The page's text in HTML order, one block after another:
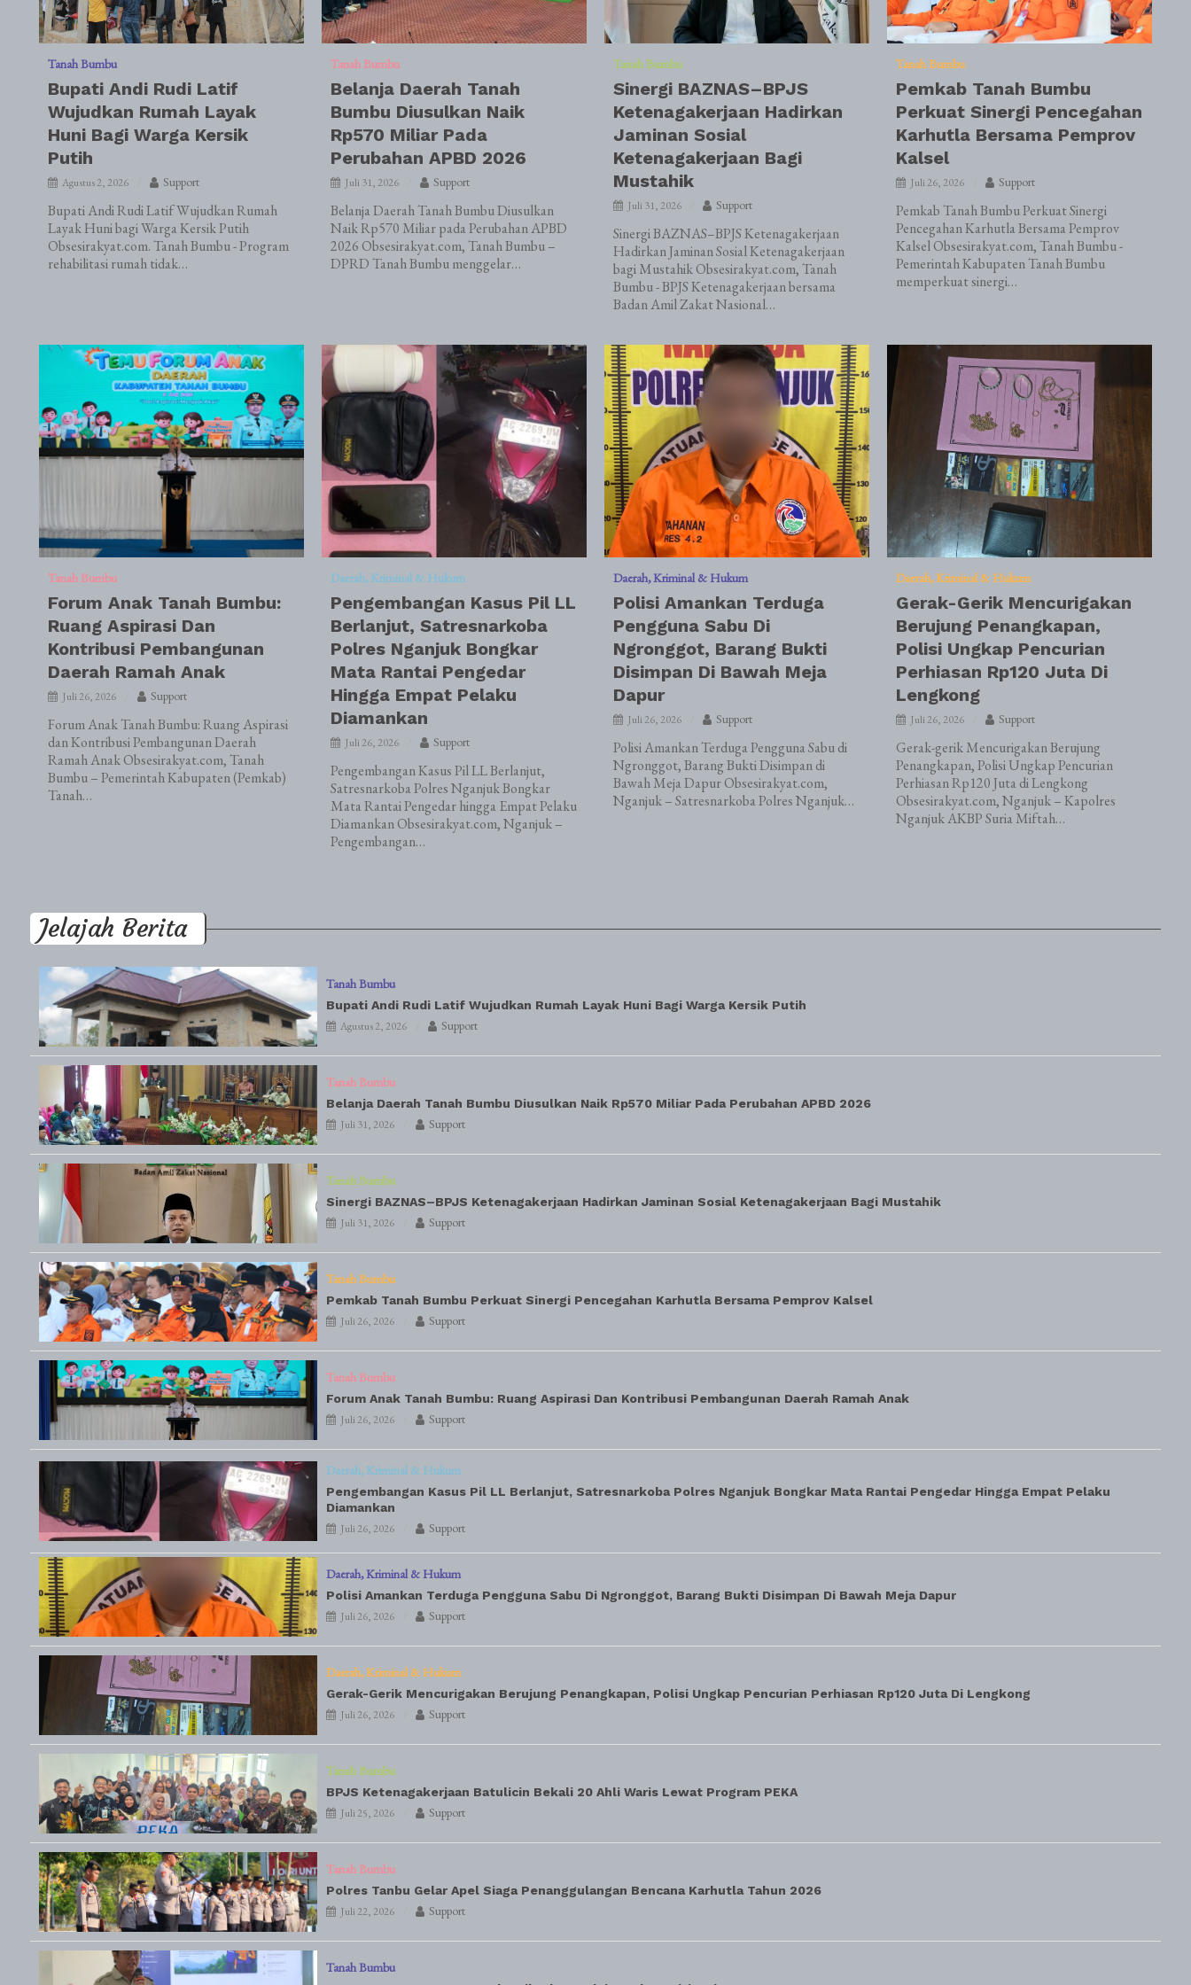
Tanah Bumbu
Bupati Andi Rudi Latif
Wujudkan Rumah Layak
Huni Bagi Warga Kersik
Putih
Agustus 2, 2026 Support
Bupati Andi Rudi Latif Wujudkan Rumah
Layak Huni bagi Warga Kersik Putih
Obsesirakyat.com. Tanah Bumbu - Program
rehabilitasi rumah tidak…
Tanah Bumbu
Belanja Daerah Tanah
Bumbu Diusulkan Naik
Rp570 Miliar Pada
Perubahan APBD 2026
Juli 31, 2026 Support
Belanja Daerah Tanah Bumbu Diusulkan
Naik Rp570 Miliar pada Perubahan APBD
2026 Obsesirakyat.com, Tanah Bumbu –
DPRD Tanah Bumbu menggelar…
Tanah Bumbu
Sinergi BAZNAS–BPJS
Ketenagakerjaan Hadirkan
Jaminan Sosial
Ketenagakerjaan Bagi
Mustahik
Juli 31, 2026 Support
Sinergi BAZNAS–BPJS Ketenagakerjaan
Hadirkan Jaminan Sosial Ketenagakerjaan
bagi Mustahik Obsesirakyat.com, Tanah
Bumbu - BPJS Ketenagakerjaan bersama
Badan Amil Zakat Nasional…
Tanah Bumbu
Pemkab Tanah Bumbu
Perkuat Sinergi Pencegahan
Karhutla Bersama Pemprov
Kalsel
Juli 26, 2026 Support
Pemkab Tanah Bumbu Perkuat Sinergi
Pencegahan Karhutla Bersama Pemprov
Kalsel Obsesirakyat.com, Tanah Bumbu -
Pemerintah Kabupaten Tanah Bumbu
memperkuat sinergi…
Tanah Bumbu
Forum Anak Tanah Bumbu:
Ruang Aspirasi Dan
Kontribusi Pembangunan
Daerah Ramah Anak
Juli 26, 2026 Support
Forum Anak Tanah Bumbu: Ruang Aspirasi
dan Kontribusi Pembangunan Daerah
Ramah Anak Obsesirakyat.com, Tanah
Bumbu – Pemerintah Kabupaten (Pemkab)
Tanah…
Daerah Kriminal & Hukum
Pengembangan Kasus Pil LL
Berlanjut, Satresnarkoba
Polres Nganjuk Bongkar
Mata Rantai Pengedar
Hingga Empat Pelaku
Diamankan
Juli 26, 2026 Support
Pengembangan Kasus Pil LL Berlanjut,
Satresnarkoba Polres Nganjuk Bongkar
Mata Rantai Pengedar hingga Empat Pelaku
Diamankan Obsesirakyat.com, Nganjuk –
Pengembangan…
Daerah Kriminal & Hukum
Polisi Amankan Terduga
Pengguna Sabu Di
Ngronggot, Barang Bukti
Disimpan Di Bawah Meja
Dapur
Juli 26, 2026 Support
Polisi Amankan Terduga Pengguna Sabu di
Ngronggot, Barang Bukti Disimpan di
Bawah Meja Dapur Obsesirakyat.com,
Nganjuk – Satresnarkoba Polres Nganjuk…
Daerah Kriminal & Hukum
Gerak-Gerik Mencurigakan
Berujung Penangkapan,
Polisi Ungkap Pencurian
Perhiasan Rp120 Juta Di
Lengkong
Juli 26, 2026 Support
Gerak-gerik Mencurigakan Berujung
Penangkapan, Polisi Ungkap Pencurian
Perhiasan Rp120 Juta di Lengkong
Obsesirakyat.com, Nganjuk – Kapolres
Nganjuk AKBP Suria Miftah…
Jelajah Berita
Tanah Bumbu
Bupati Andi Rudi Latif Wujudkan Rumah Layak Huni Bagi Warga Kersik Putih
Agustus 2, 2026
Support
Tanah Bumbu
Belanja Daerah Tanah Bumbu Diusulkan Naik Rp570 Miliar Pada Perubahan APBD 2026
Juli 31, 2026
Support
Tanah Bumbu
Sinergi BAZNAS–BPJS Ketenagakerjaan Hadirkan Jaminan Sosial Ketenagakerjaan Bagi Mustahik
Juli 31, 2026
Support
Tanah Bumbu
Pemkab Tanah Bumbu Perkuat Sinergi Pencegahan Karhutla Bersama Pemprov Kalsel
Juli 26, 2026
Support
Tanah Bumbu
Forum Anak Tanah Bumbu: Ruang Aspirasi Dan Kontribusi Pembangunan Daerah Ramah Anak
Juli 26, 2026
Support
Daerah Kriminal & Hukum
Pengembangan Kasus Pil LL Berlanjut, Satresnarkoba Polres Nganjuk Bongkar Mata Rantai Pengedar Hingga Empat Pelaku
Diamankan
Juli 26, 2026
Support
Daerah Kriminal & Hukum
Polisi Amankan Terduga Pengguna Sabu Di Ngronggot, Barang Bukti Disimpan Di Bawah Meja Dapur
Juli 26, 2026
Support
Daerah Kriminal & Hukum
Gerak-Gerik Mencurigakan Berujung Penangkapan, Polisi Ungkap Pencurian Perhiasan Rp120 Juta Di Lengkong
Juli 26, 2026
Support
Tanah Bumbu
BPJS Ketenagakerjaan Batulicin Bekali 20 Ahli Waris Lewat Program PEKA
Juli 25, 2026
Support
Tanah Bumbu
Polres Tanbu Gelar Apel Siaga Penanggulangan Bencana Karhutla Tahun 2026
Juli 22, 2026
Support
Tanah Bumbu